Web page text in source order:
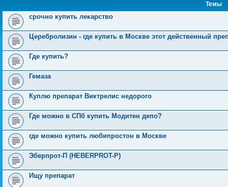
Темы
срочно купить лекарство
Церебролизин - где купить в Москве этот действенный
Где купить?
Гемаза
Куплю препарат Виктрелис недорого
Где можно в СПб купить Модитен депо?
где можно купить любипростон в Москве
Эберпрот-П (HEBERPROT-P)
Ищу препарат